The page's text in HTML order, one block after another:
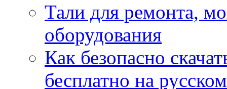
Тали для ремонта,
оборудования
Как безопасно
бесплатно на